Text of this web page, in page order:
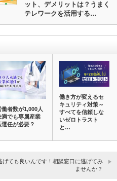
ット、デメリットは？うまく
テレワークを活用する…
働者数が1,000人
満でも専属産業
選任が必要？
働き方が変えるセ
キュリティ対策～
すべてを信頼しな
いゼロトラスト
と…
げても良いんです！相談窓口に逃げてみ
ませんか？